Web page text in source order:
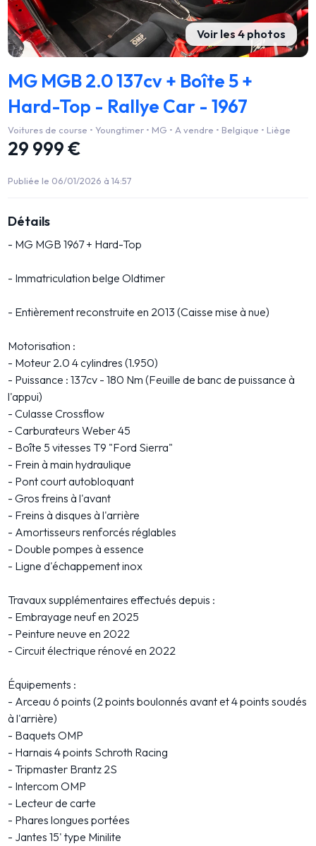
Voir les 4 photos
MG MGB 2.0 137cv + Boîte 5 +
Hard-Top - Rallye Car - 1967
Voitures de course • Youngtimer • MG • A vendre • Belgique • Liège
29 999 €
Publiée le 06/01/2026 à 14:57
Détails
- MG MGB 1967 + Hard-Top
- Immatriculation belge Oldtimer
- Entièrement reconstruite en 2013 (Caisse mise à nue)
Motorisation :
- Moteur 2.0 4 cylindres (1.950)
- Puissance : 137cv - 180 Nm (Feuille de banc de puissance à
l'appui)
- Culasse Crossflow
- Carburateurs Weber 45
- Boîte 5 vitesses T9 "Ford Sierra"
- Frein à main hydraulique
- Pont court autobloquant
- Gros freins à l'avant
- Freins à disques à l'arrière
- Amortisseurs renforcés réglables
- Double pompes à essence
- Ligne d'échappement inox
Travaux supplémentaires effectués depuis :
- Embrayage neuf en 2025
- Peinture neuve en 2022
- Circuit électrique rénové en 2022
Équipements :
- Arceau 6 points (2 points boulonnés avant et 4 points soudés
à l'arrière)
- Baquets OMP
- Harnais 4 points Schroth Racing
- Tripmaster Brantz 2S
- Intercom OMP
- Lecteur de carte
- Phares longues portées
- Jantes 15' type Minilite